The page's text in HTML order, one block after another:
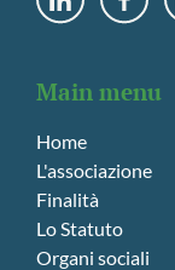
Main menu
Home
L'associazione
Finalità
Lo Statuto
Organi sociali